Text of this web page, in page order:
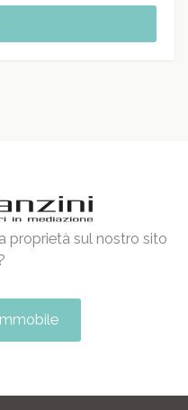
proprietà sul nostro sito